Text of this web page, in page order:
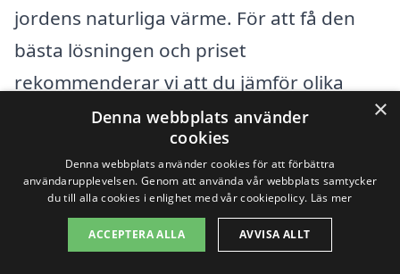
jordens naturliga värme. För att få den
bästa lösningen och priset
rekommenderar vi att du jämför olika
företag. Genom vår plattform kan du
enkelt få offert från flera aktörer i
lokalområdet.
Det kan vara bra att tänka på att det finns
×
Denna webbplats använder
cookies
Denna webbplats använder cookies för att förbättra
användarupplevelsen. Genom att använda vår webbplats samtycker
du till alla cookies i enlighet med vår cookiepolicy. Läs mer
ACCEPTERA ALLA AVVISA ALLT